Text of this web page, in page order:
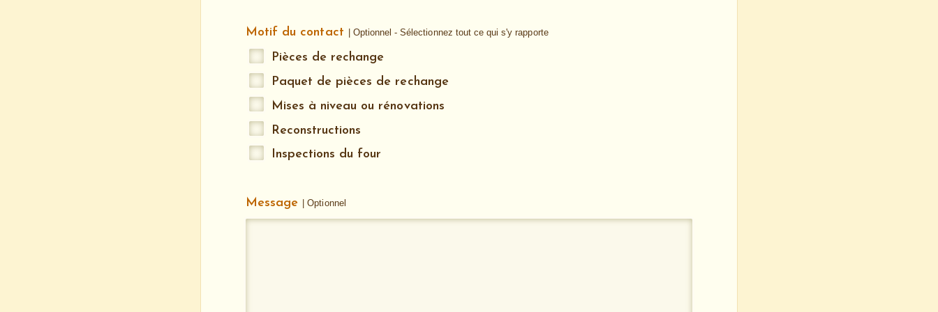
Motif du contact | Optionnel - Sélectionnez tout ce qui s'y rapporte
Pièces de rechange
Paquet de pièces de rechange
Mises à niveau ou rénovations
Reconstructions
Inspections du four
Message | Optionnel